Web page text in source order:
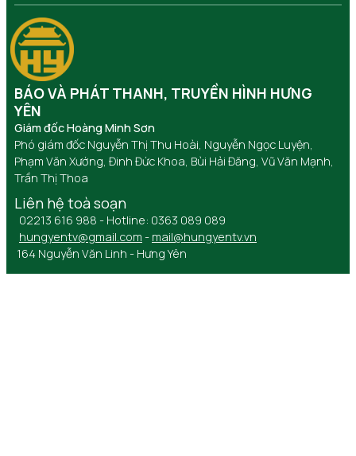
BÁO VÀ PHÁT THANH, TRUYỀN HÌNH HƯNG
YÊN
Giám đốc Hoàng Minh Sơn
Phó giám đốc Nguyễn Thị Thu Hoài, Nguyễn Ngọc Luyện,
Phạm Văn Xướng, Đinh Đức Khoa, Bùi Hải Đăng, Vũ Văn Mạnh,
Trần Thị Thoa
Liên hệ toà soạn
02213 616 988 - Hotline: 0363 089 089
hungyentv@gmail.com - mail@hungyentv.vn
164 Nguyễn Văn Linh - Hưng Yên